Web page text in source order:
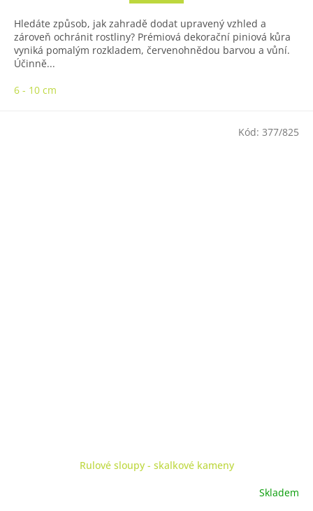
hvězdiček.
Hledáte způsob, jak zahradě dodat upravený vzhled a
zároveň ochránit rostliny? Prémiová dekorační piniová kůra
vyniká pomalým rozkladem, červenohnědou barvou a vůní.
Účinně...
6 - 10 cm
Rulové sloupy - skalkové kameny
Skladem
Kód: 377/825